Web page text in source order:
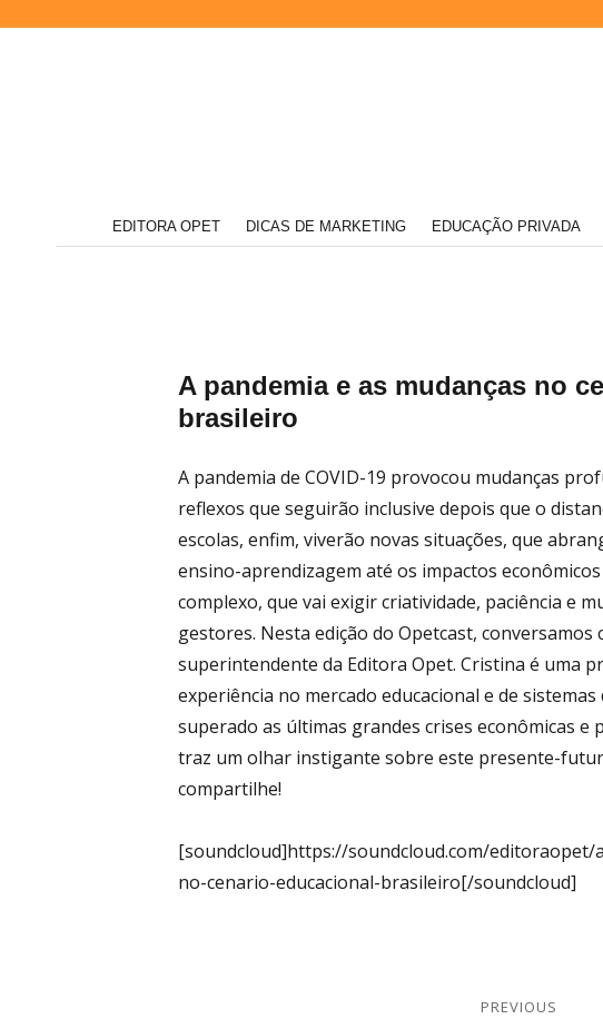
Opet
Blog
Educacional
Acompanhe
EDITORA OPET DICAS DE MARKETING EDUCAÇÃO PRIVADA
A pandemia e as mudanças no
brasileiro
A pandemia de COVID-19 provocou mudanças
reflexos que seguirão inclusive depois que o
escolas, enfim, viverão novas situações, que
ensino-aprendizagem até os impactos
complexo, que vai exigir criatividade, paciência e
gestores. Nesta edição do Opetcast, conversamos
superintendente da Editora Opet. Cristina é uma
experiência no mercado educacional e de
superado as últimas grandes crises econômicas e
traz um olhar instigante sobre este presente-
compartilhe!
[soundcloud]https://soundcloud.com/editoraopet/
no-cenario-educacional-brasileiro[/soundcloud]
PREVIOUS